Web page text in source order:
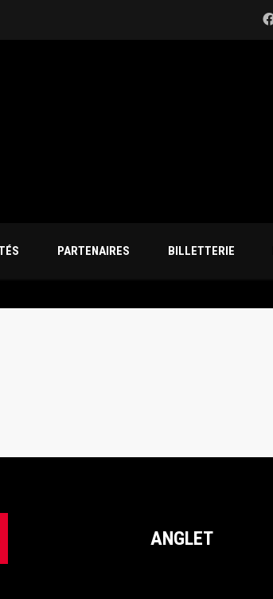
PARTENAIRES BILLETTERIE
ANGLET